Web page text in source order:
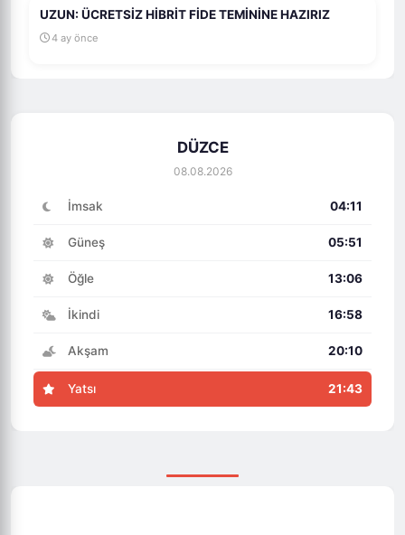
UZUN: ÜCRETSİZ HİBRİT FİDE TEMİNİNE HAZIRIZ
4 ay önce
DÜZCE
08.08.2026
İmsak 04:11
Güneş 05:51
Öğle 13:06
İkindi 16:58
Akşam 20:10
Yatsı 21:43